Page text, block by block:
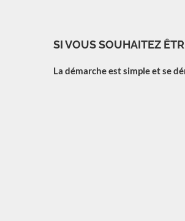
SI VOUS SOUHAITEZ
La démarche est simple et se